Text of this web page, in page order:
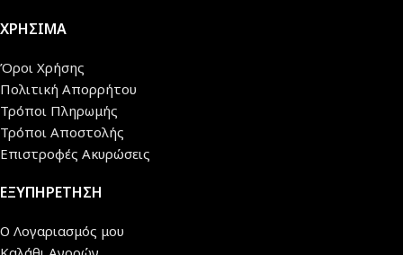
ΧΡΗΣΙΜΑ
Όροι Χρήσης
Πολιτική Απορρήτου
Τρόποι Πληρωμής
Τρόποι Αποστολής
Επιστροφές Ακυρώσεις
ΕΞΥΠΗΡΕΤΗΣΗ
Ο Λογαριασμός μου